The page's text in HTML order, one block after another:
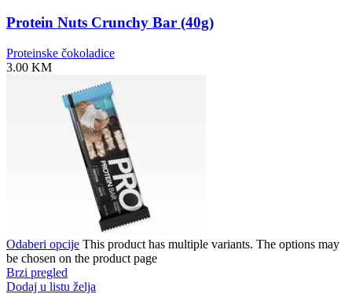
Protein Nuts Crunchy Bar (40g)
Proteinske čokoladice
3.00 KM
Odaberi opcije This product has multiple variants. The options may
be chosen on the product page
Brzi pregled
Dodaj u listu želja